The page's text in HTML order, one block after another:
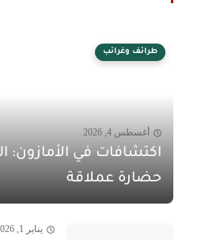
طرائف وغرائب
أغسطس 4, 2026
اكتشافات في الأمازون:
حضارة عملاقة
يناير 1, 2026